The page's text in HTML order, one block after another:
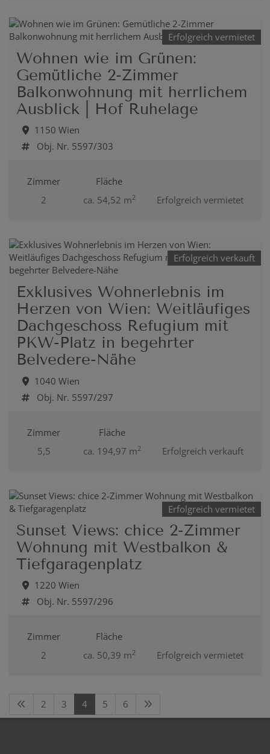
Erfolgreich vermietet
Wohnen wie im Grünen:
Gemütliche 2-Zimmer
Balkonwohnung mit herrlichem
Ausblick | Hof Ruhelage
1150 Wien
Obj. Nr. 5597/303
Zimmer
2
Fläche
ca. 54,52 m2 Erfolgreich vermietet
Erfolgreich verkauft
Exklusives Wohnerlebnis im
Herzen von Wien: Weitläufiges
Dachgeschoss Refugium mit
PKW-Platz in begehrter
Belvedere-Nähe
1040 Wien
Obj. Nr. 5597/297
Zimmer
5,5
Fläche
ca. 194,97 m2 Erfolgreich verkauft
Erfolgreich vermietet
Sunset Views: chice 2-Zimmer
Wohnung mit Westbalkon &
Tiefgaragenplatz
1220 Wien
Obj. Nr. 5597/296
Zimmer
2
Fläche
ca. 50,39 m2 Erfolgreich vermietet
2 3 4 5 6